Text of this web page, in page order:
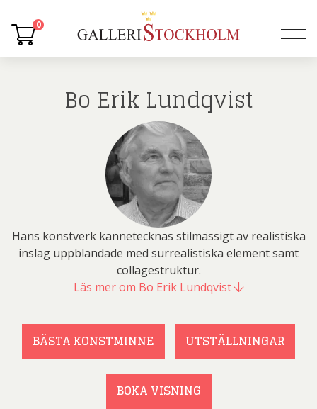
0
Bo Erik Lundqvist
Hans konstverk kännetecknas stilmässigt av realistiska
inslag uppblandade med surrealistiska element samt
collagestruktur.
Läs mer om Bo Erik Lundqvist
BÄSTA KONSTMINNE UTSTÄLLNINGAR
BOKA VISNING